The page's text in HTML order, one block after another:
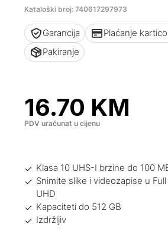
Kataloški broj: 740617297973
Garancija Plaćanje
Pakiranje
16.70 KM
PDV uračunat u cijenu
Klasa 10 UHS-I brzine do 100
Snimite slike i videozapise u
UHD
Kapaciteti do 512 GB
Izdržljiv